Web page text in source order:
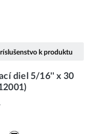
k produktu
diel 5/16'' x 30